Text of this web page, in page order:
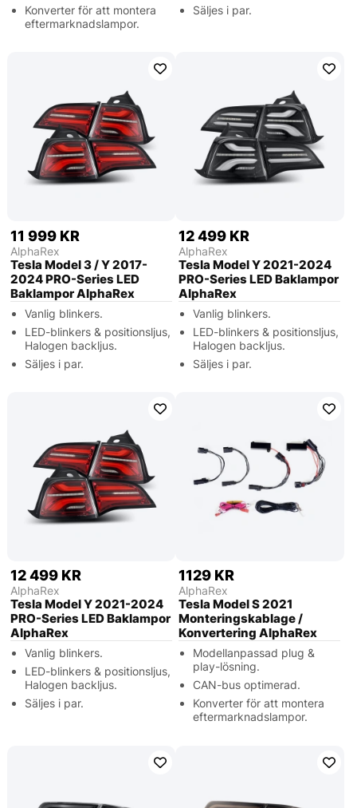
Konverter för att montera
eftermarknadslampor.
Säljes i par.
11 999 KR
AlphaRex
Tesla Model 3 / Y 2017-
2024 PRO-Series LED
Baklampor AlphaRex
Vanlig blinkers.
LED-blinkers & positionsljus,
Halogen backljus.
Säljes i par.
12 499 KR
AlphaRex
Tesla Model Y 2021-2024
PRO-Series LED Baklampor
AlphaRex
Vanlig blinkers.
LED-blinkers & positionsljus,
Halogen backljus.
Säljes i par.
12 499 KR
AlphaRex
Tesla Model Y 2021-2024
PRO-Series LED Baklampor
AlphaRex
Vanlig blinkers.
LED-blinkers & positionsljus,
Halogen backljus.
Säljes i par.
1129 KR
AlphaRex
Tesla Model S 2021
Monteringskablage /
Konvertering AlphaRex
Modellanpassad plug &
play-lösning.
CAN-bus optimerad.
Konverter för att montera
eftermarknadslampor.